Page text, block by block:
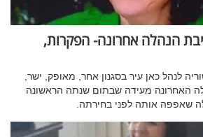
הנהלה אחרונה- הפקרות,
לנהל כאן עיר בסגנון אחר, מאופק, ישר,
האחרונה מעידה שבתום שנתה הראשונה
שאפפה אותה לפני בחירתה.